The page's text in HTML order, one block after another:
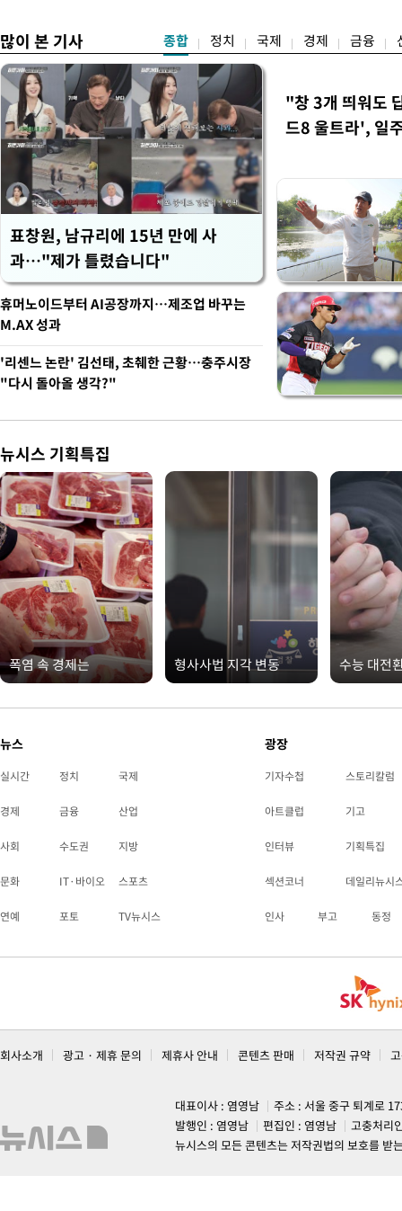
많이 본 기사 종합 정치 국제 경제 금융
표창원, 남규리에 15년 만에 사
과…"제가 틀렸습니다"
"창 3개 띄워도
드8 울트라', 일
휴머노이드부터 AI공장까지…제조업 바꾸는
M.AX 성과
'리센느 논란' 김선태, 초췌한 근황…충주시장
"다시 돌아올 생각?"
뉴시스 기획특집
폭염 속 경제는 형사사법 지각 변동 수능 대전
뉴스
실시간 정치 국제
경제 금융 산업
사회 수도권 지방
문화 IT·바이오 스포츠
연예 포토 TV뉴시스
광장
기자수첩 스토리칼럼
아트클럽 기고
인터뷰 기획특집
섹션코너 데일리뉴시
인사 부고 동정
회사소개 광고 · 제휴 문의 제휴사 안내 콘텐츠 판매 저작권 규약
대표이사 : 염영남
주소 : 서울 중구 퇴계로
발행인 : 염영남
편집인 : 염영남
고충처리
뉴시스의 모든 콘텐츠는 저작권법의 보호를